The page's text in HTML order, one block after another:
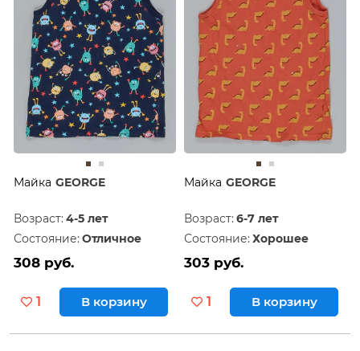
Майка GEORGE
Возраст: 4-5 лет
Состояние: Отличное
308 руб.
1 В корзину
Майка GEORGE
Возраст: 6-7 лет
Состояние: Хорошее
303 руб.
1 В корзину